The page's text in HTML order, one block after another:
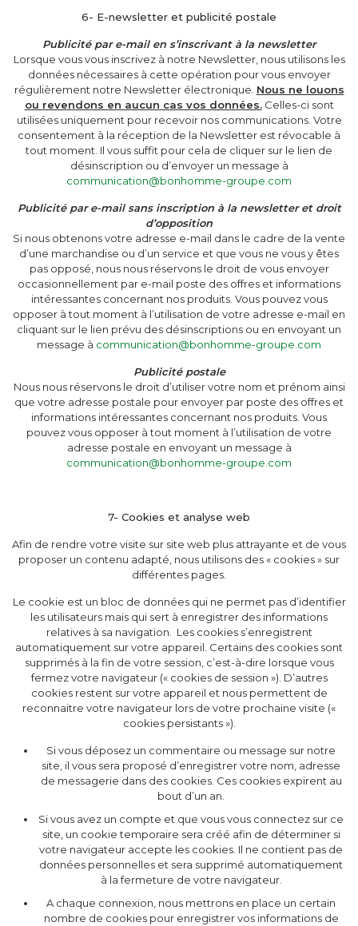
6- E-newsletter et publicité postale
Publicité par e-mail en s’inscrivant à la newsletter
Lorsque vous vous inscrivez à notre Newsletter, nous utilisons les
données nécessaires à cette opération pour vous envoyer
régulièrement notre Newsletter électronique. Nous ne louons
ou revendons en aucun cas vos données.Celles-ci sont
utilisées uniquement pour recevoir nos communications. Votre
consentement à la réception de la Newsletter est révocable à
tout moment. Il vous suffit pour cela de cliquer sur le lien de
désinscription ou d’envoyer un message à
communication@bonhomme-groupe.com
Publicité par e-mail sans inscription à la newsletter et droit
d’opposition
Si nous obtenons votre adresse e-mail dans le cadre de la vente
d’une marchandise ou d’un service et que vous ne vous y êtes
pas opposé, nous nous réservons le droit de vous envoyer
occasionnellement par e-mail poste des offres et informations
intéressantes concernant nos produits. Vous pouvez vous
opposer à tout moment à l’utilisation de votre adresse e-mail en
cliquant sur le lien prévu des désinscriptions ou en envoyant un
message à communication@bonhomme-groupe.com
Publicité postale
Nous nous réservons le droit d’utiliser votre nom et prénom ainsi
que votre adresse postale pour envoyer par poste des offres et
informations intéressantes concernant nos produits. Vous
pouvez vous opposer à tout moment à l’utilisation de votre
adresse postale en envoyant un message à
communication@bonhomme-groupe.com
7- Cookies et analyse web
Afin de rendre votre visite sur site web plus attrayante et de vous
proposer un contenu adapté, nous utilisons des « cookies » sur
différentes pages.
Le cookie est un bloc de données qui ne permet pas d’identifier
les utilisateurs mais qui sert à enregistrer des informations
relatives à sa navigation. Les cookies s’enregistrent
automatiquement sur votre appareil. Certains des cookies sont
supprimés à la fin de votre session, c’est-à-dire lorsque vous
fermez votre navigateur (« cookies de session »). D’autres
cookies restent sur votre appareil et nous permettent de
reconnaitre votre navigateur lors de votre prochaine visite («
cookies persistants »).
Si vous déposez un commentaire ou message sur notre
site, il vous sera proposé d’enregistrer votre nom, adresse
de messagerie dans des cookies. Ces cookies expirent au
bout d’un an.
Si vous avez un compte et que vous vous connectez sur ce
site, un cookie temporaire sera créé afin de déterminer si
votre navigateur accepte les cookies. Il ne contient pas de
données personnelles et sera supprimé automatiquement
à la fermeture de votre navigateur.
A chaque connexion, nous mettrons en place un certain
nombre de cookies pour enregistrer vos informations de